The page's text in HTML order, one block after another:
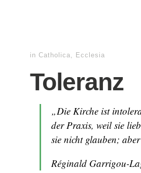
in Catholica, Ecclesia
Toleranz
„Die Kirche ist
der Praxis, weil sie
sie nicht glauben;
Réginald Garrigou-